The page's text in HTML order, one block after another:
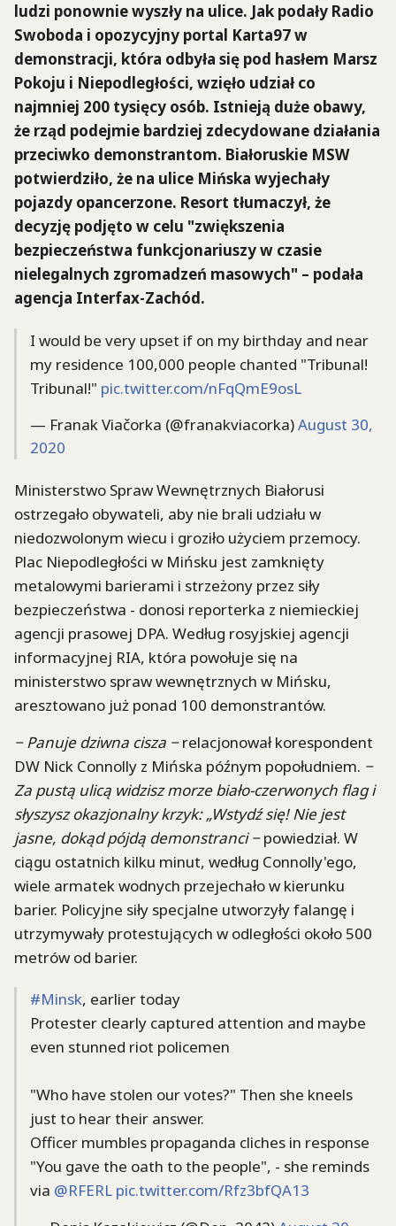
ludzi ponownie wyszły na ulice. Jak podały Radio
Swoboda i opozycyjny portal Karta97 w
demonstracji, która odbyła się pod hasłem Marsz
Pokoju i Niepodległości, wzięło udział co
najmniej 200 tysięcy osób. Istnieją duże obawy,
że rząd podejmie bardziej zdecydowane działania
przeciwko demonstrantom. Białoruskie MSW
potwierdziło, że na ulice Mińska wyjechały
pojazdy opancerzone. Resort tłumaczył, że
decyzję podjęto w celu "zwiększenia
bezpieczeństwa funkcjonariuszy w czasie
nielegalnych zgromadzeń masowych" – podała
agencja Interfax-Zachód.
I would be very upset if on my birthday and near
my residence 100,000 people chanted "Tribunal!
Tribunal!" pic.twitter.com/nFqQmE9osL
— Franak Viačorka (@franakviacorka)August 30,
2020
Ministerstwo Spraw Wewnętrznych Białorusi
ostrzegało obywateli, aby nie brali udziału w
niedozwolonym wiecu i groziło użyciem przemocy.
Plac Niepodległości w Mińsku jest zamknięty
metalowymi barierami i strzeżony przez siły
bezpieczeństwa - donosi reporterka z niemieckiej
agencji prasowej DPA. Według rosyjskiej agencji
informacyjnej RIA, która powołuje się na
ministerstwo spraw wewnętrznych w Mińsku,
aresztowano już ponad 100 demonstrantów.
− Panuje dziwna cisza −relacjonował korespondent
DW Nick Connolly z Mińska późnym popołudniem. −
Za pustą ulicą widzisz morze biało-czerwonych flag i
słyszysz okazjonalny krzyk: „Wstydź się! Nie jest
jasne, dokąd pójdą demonstranci −powiedział. W
ciągu ostatnich kilku minut, według Connolly'ego,
wiele armatek wodnych przejechało w kierunku
barier. Policyjne siły specjalne utworzyły falangę i
utrzymywały protestujących w odległości około 500
metrów od barier.
#Minsk, earlier today
Protester clearly captured attention and maybe
even stunned riot policemen
"Who have stolen our votes?" Then she kneels
just to hear their answer.
Officer mumbles propaganda cliches in response
"You gave the oath to the people", - she reminds
via @RFERL pic.twitter.com/Rfz3bfQA13